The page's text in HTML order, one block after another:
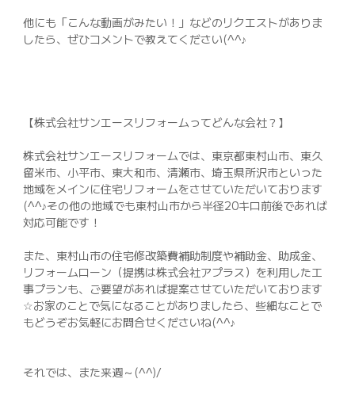
他にも「こんな動画がみたい！」などのリクエストがありま
したら、ぜひコメントで教えてください(^^♪
【株式会社サンエースリフォームってどんな会社？】
株式会社サンエースリフォームでは、東京都東村山市、東久
留米市、小平市、東大和市、清瀬市、埼玉県所沢市といった
地域をメインに住宅リフォームをさせていただいております
(^^♪その他の地域でも東村山市から半径20キロ前後であれば
対応可能です！
また、東村山市の住宅修改築費補助制度や補助金、助成金、
リフォームローン（提携は株式会社アプラス）を利用した工
事プランも、ご要望があれば提案させていただいております
☆お家のことで気になることがありましたら、些細なことで
もどうぞお気軽にお問合せくださいね(^^♪
それでは、また来週～(^^)/